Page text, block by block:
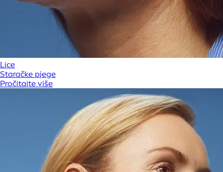
Lice
Staračke pjege
Pročitajte više